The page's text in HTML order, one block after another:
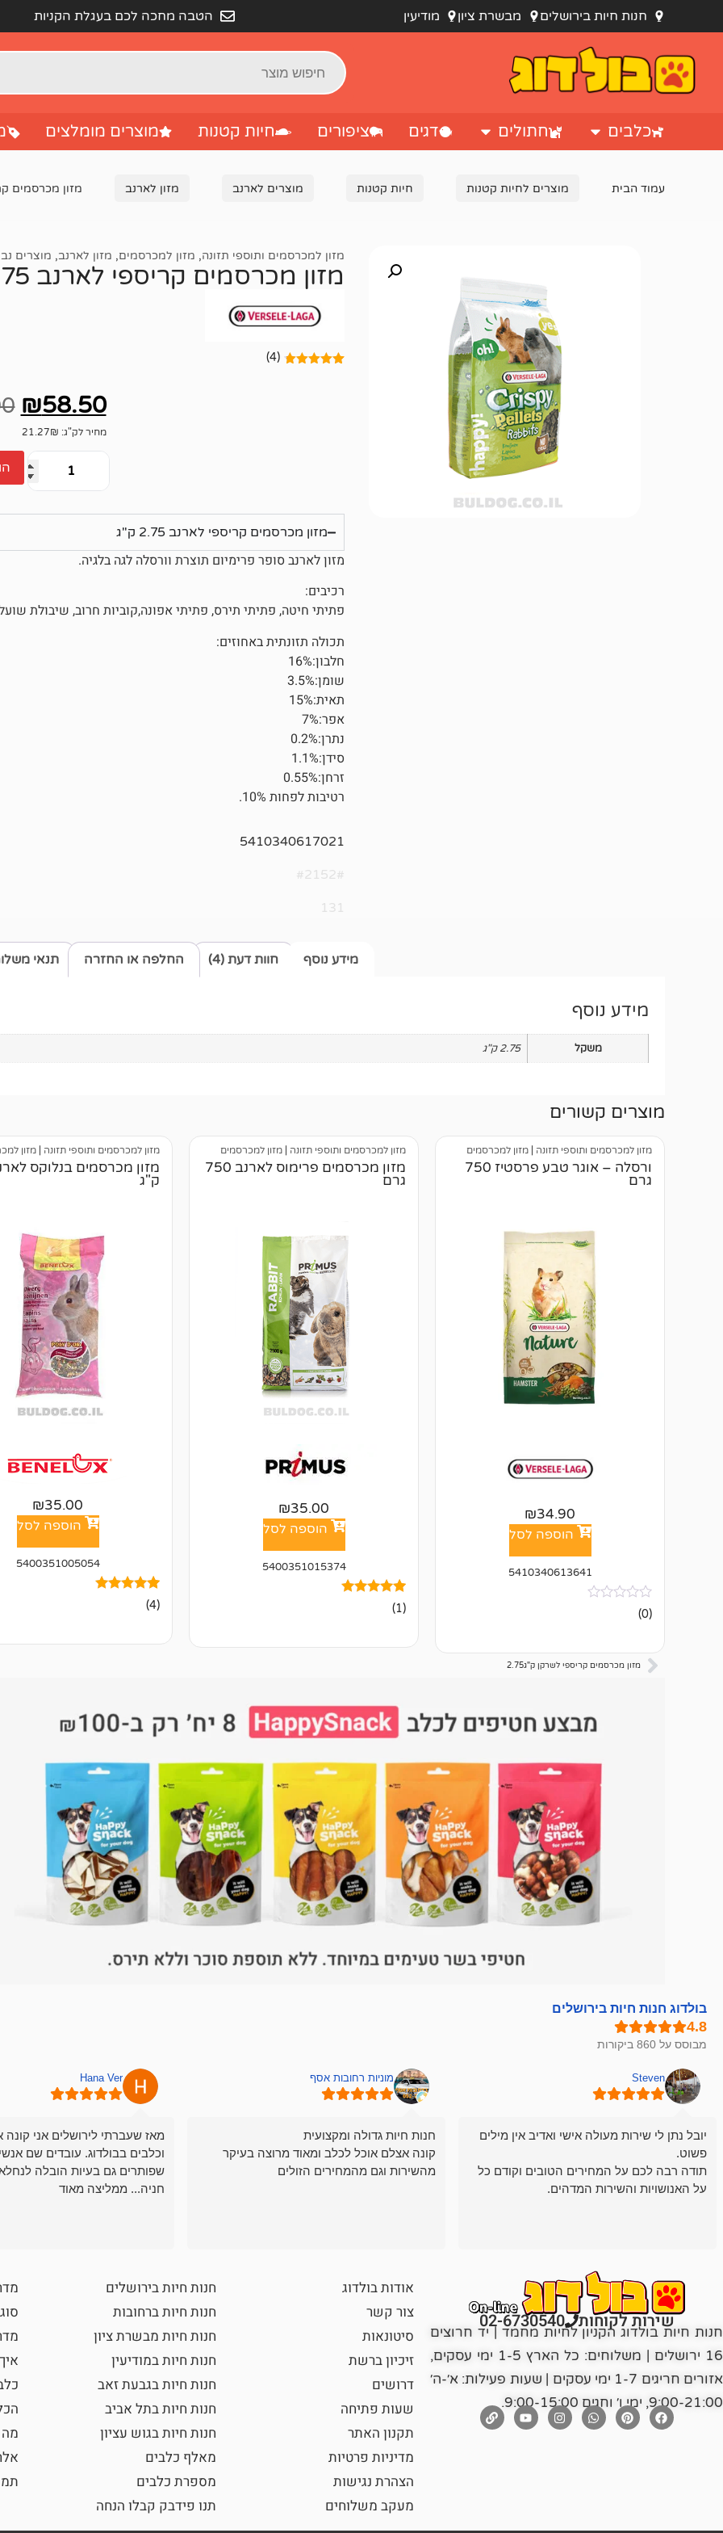
חנות חיות בירושלים מבשרת ציון מודיעין הטבה מחכה לכם בעגלת הקניות
כלבים חתולים דגים ציפורים חיות קטנות מוצרים מומלצים
עמוד הבית מוצרים לחיות קטנות חיות קטנות מוצרים לארנב מזון לארנב מזון מכרסמים
מזון למכרסמים ותוספי תזונה, מזון למכרסמים, מזון לארנב, מוצרים
מזון מכרסמים קריספי לארנב 2.75 ק"ג
(4)
₪58.50
מחיר לק"ג: 21.27₪
מזון מכרסמים קריספי לארנב 2.75 ק"ג
מזון לארנב סופר פרימיום תוצרת וורסלה לגה בלגיה.
רכיבים:
פתיתי חיטה, פתיתי תירס, פתיתי אפונה,קוביות חרוב, שיבולת
תכולה תזונתית באחוזים:
חלבון:16%
שומן:3.5%
תאית:15%
אפר:7%
נתרן:0.2%
סידן:1.1%
זרחן:0.55%
רטיבות לפחות 10%.
5410340617021
#2152#
131
מידע נוסף תנאי חוות דעת (4) החלפה או החזרה
מידע נוסף
משקל 2.75 ק"ג
מוצרים קשורים
מזון למכרסמים ותוספי תזונה מזון למכרסמים
ורסלה – אוגר טבע פרסטיז 750
גרם
₪34.90
הוספה לסל
5410340613641
אין
ביקורות
(0)
מזון למכרסמים ותוספי תזונה מזון למכרסמים
מזון מכרסמים פרימוס לארנב 750
גרם
₪35.00
הוספה לסל
5400351015374
מדורג
5.00
1(1)
מזון למכרסמים ותוספי תזונה מזון
ק"ג
₪35.00
הוספה לסל
5400351005054
מדורגים
5.00
4(4)
מזון מכרסמים קריספי לשרקן ק"ג2.75
בולדוג חנות חיות בירושלים
מבוסס על 860 ביקורות
Steven
יובל נתן לי שירות מעולה אישי ואדיב אין מילים
פשוט.
תודה רבה לכם על המחירים הטובים וקודם כל
על האנושויות והשירות המדהים.
מוניות רחובות אסף
חנות חיות גדולה ומקצועית
קונה אצלם אוכל לכלב ומאוד מרוצה בעיקר
מהשירות וגם מהמחירים הזולים
Hana Ver
מאז שעברתי לירושלים אני קונה
וכלבים בבולדוג. עובדים שם
שפותרים גם בעיות הובלה
חניה... ממליצה מאוד
שירות לקוחות 02-6730540
חנות חיות בולדוג הקניון לחיות מחמד | יד חרוצים
16 ירושלים | משלוחים: כל הארץ 1-5 ימי עסקים,
אזורים חריגים 1-7 ימי עסקים | שעות פעילות: א׳-ה׳
9:00-21:00, ימי ו׳ וחגים 9:00-15:00.
אודות בולדוג
צור קשר
סיטונאות
זיכיון ברשת
דרושים
שעות פתיחה
תקנון האתר
מדיניות פרטיות
הצהרת נגישות
מעקב משלוחים
חנות חיות בירושלים
חנות חיות ברחובות
חנות חיות מבשרת ציון
חנות חיות במודיעין
חנות חיות בגבעת זאב
חנות חיות בתל אביב
חנות חיות בגוש עציון
מאלף כלבים
מספרת כלבים
תנו פידבק קבלו הנחה